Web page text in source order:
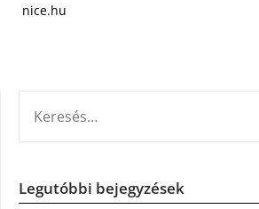
nice.hu
Legutóbbi bejegyzések